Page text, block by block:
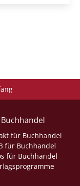
Buchhandel
für Buchhandel
für Buchhandel
für Buchhandel